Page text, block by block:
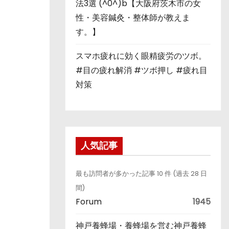
法3選 (^0^)b【大阪府茨木市の女
性・美容鍼灸・整体師が教えま
す。】
スマホ疲れに効く眼精疲労のツボ。
#目の疲れ解消 #ツボ押し #疲れ目
対策
人気記事
最も訪問者が多かった記事 10 件 (過去 28 日
間)
Forum 1945
神戸養蜂場・養蜂場を営む神戸養蜂